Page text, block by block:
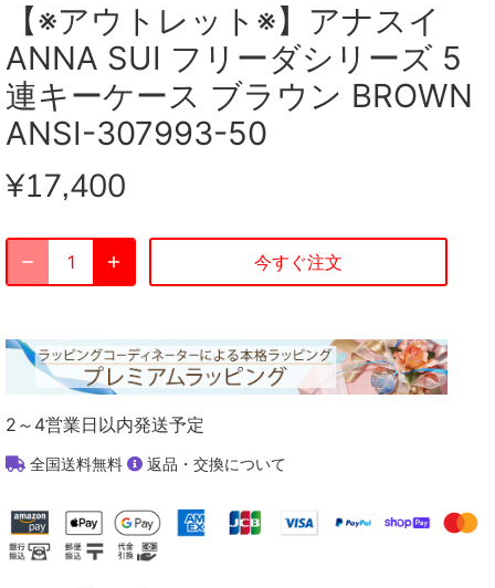
【※アウトレット※】アナスイ
ANNA SUI フリーダシリーズ 5
連キーケース ブラウン BROWN
ANSI-307993-50
¥17,400
今すぐ注文
2～4営業日以内発送予定
全国送料無料 返品・交換について